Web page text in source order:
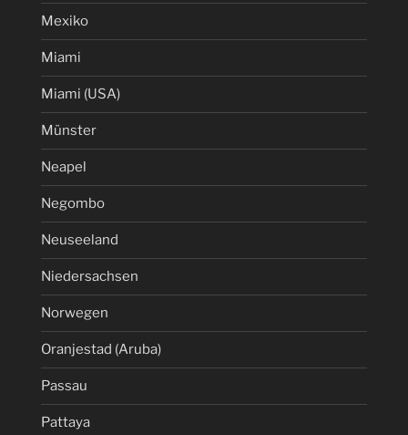
Mexiko
Miami
Miami (USA)
Münster
Neapel
Negombo
Neuseeland
Niedersachsen
Norwegen
Oranjestad (Aruba)
Passau
Pattaya